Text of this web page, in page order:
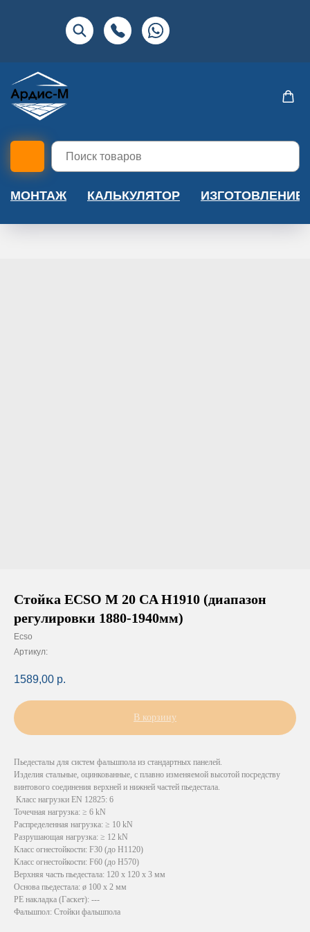
МОНТАЖ КАЛЬКУЛЯТОР ИЗГОТОВЛЕНИЕ
Стойка ECSO M 20 CA H1910 (диапазон
регулировки 1880-1940мм)
Ecso
Артикул:
1589,00 р.
В корзину
Пьедесталы для систем фальшпола из стандартных панелей.
Изделия стальные, оцинкованные, с плавно изменяемой высотой посредству
винтового соединения верхней и нижней частей пьедестала.
Класс нагрузки EN 12825: 6
Точечная нагрузка: ≥ 6 kN
Распределенная нагрузка: ≥ 10 kN
Разрушающая нагрузка: ≥ 12 kN
Класс огнестойкости: F30 (до H1120)
Класс огнестойкости: F60 (до H570)
Верхняя часть пьедестала: 120 х 120 x 3 мм
Основа пьедестала: ø 100 х 2 мм
PE накладка (Гаскет): ---
Фальшпол: Стойки фальшпола